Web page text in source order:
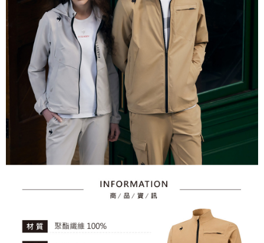
買賣價金債權讓與本公司後，依約使用本公司帳單繳交帳款。
2.基於同意付款使用「大哥付你分期」之契約關係目的，商店將以您的個人
資料（包含姓名、電話或地址）提供予台灣大哥大進項蒐集、處理及利用，
由本公司與您本人進行分期帳單所需資料之確認、核對及更正。
3.完整用戶服務條款，請詳閱以下連結：
https://oppay.tw/userRule
購買商品的店家。未經商家同意取消之訂單仍視為有效，需透過AFTEE先享
後付繳納相關費用。
※ 交易是否成功請以「AFTEE先享後付 」之結帳頁面顯示為準，若有關於
是否繳費成功／繳費後需取消欲退款等相關疑問，請聯繫「AFTEE先享後付
客戶支援中心」https://netprotections.freshdesk.com/support/home
【注意事項】
１．透過由恩沛科技股份有限公司提供之「AFTEE先享後付」服務完成之交
易，需依本服務之必要範圍內提供個人資料，並將交易相關給付款項請求債
權轉讓予恩沛科技股份有限公司。
２．關於個人資料處理事宜，請瀏覽以下網址：
https://aftee.tw/terms/#terms3
３．未成年的使用者請事先徵得法定代理人或監護人之同意方可使用
「AFTEE先享後付」，若未經同意申辦者引起之損失，本公司不負相關責
４．使用「AFTEE先享後付」時，將依據個別帳號之用戶狀況，依本公司即
５．嚴禁一人註冊多個帳號或使用他人資訊註冊。若發現惡意使用之情形，
恩沛科技股份有限公司將有權停止該用戶之使用額度並採取法律行動。
付款後萊爾富取貨
免運費
7-11取貨付款
免運費
付款後7-11取貨